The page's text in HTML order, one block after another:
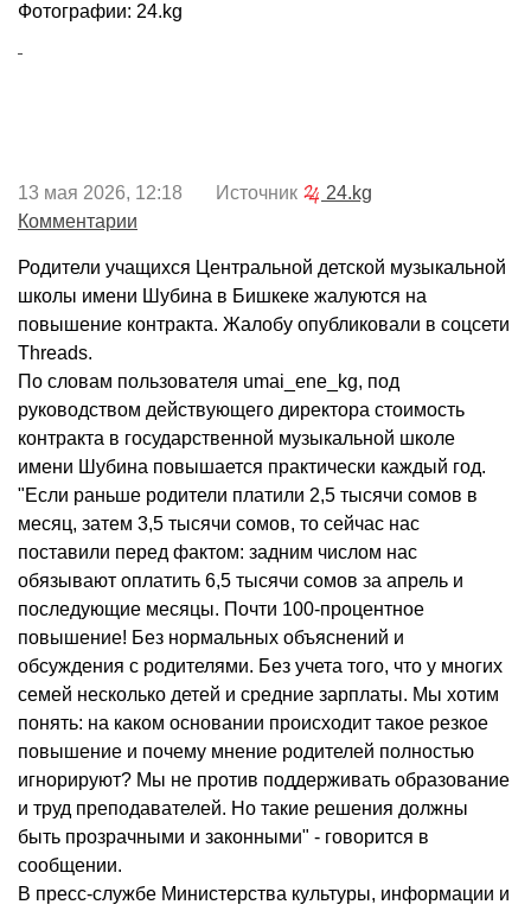
Фотографии: 24.kg
13 мая 2026, 12:18 Источник
24.kg
Комментарии
Родители учащихся Центральной детской музыкальной
школы имени Шубина в Бишкеке жалуются на
повышение контракта. Жалобу опубликовали в соцсети
Threads.
По словам пользователя umai_ene_kg, под
руководством действующего директора стоимость
контракта в государственной музыкальной школе
имени Шубина повышается практически каждый год.
"Если раньше родители платили 2,5 тысячи сомов в
месяц, затем 3,5 тысячи сомов, то сейчас нас
поставили перед фактом: задним числом нас
обязывают оплатить 6,5 тысячи сомов за апрель и
последующие месяцы. Почти 100-процентное
повышение! Без нормальных объяснений и
обсуждения с родителями. Без учета того, что у многих
семей несколько детей и средние зарплаты. Мы хотим
понять: на каком основании происходит такое резкое
повышение и почему мнение родителей полностью
игнорируют? Мы не против поддерживать образование
и труд преподавателей. Но такие решения должны
быть прозрачными и законными" - говорится в
сообщении.
В пресс-службе Министерства культуры, информации и